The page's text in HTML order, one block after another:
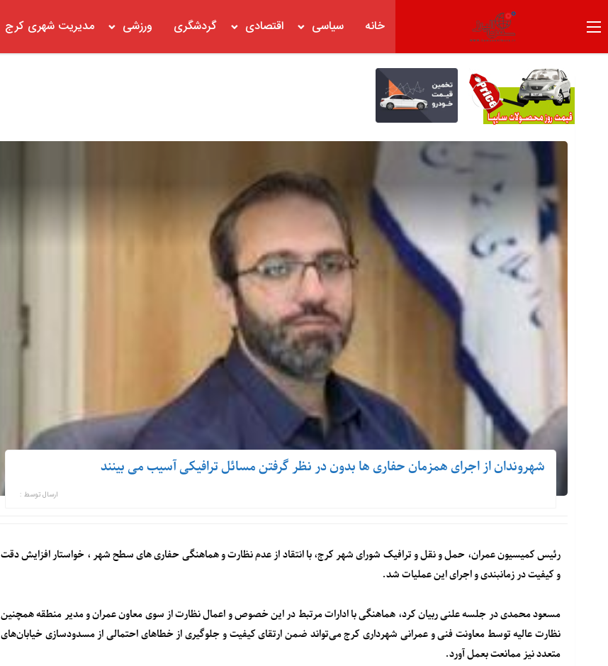
خانه سیاسی اقتصادی گردشگری ورزشی مدیریت شهری کرج
شهروندان از اجرای همزمان حفاری ها بدون در نظر گرفتن مسائل ترافیکی آسیب می بینند
ارسال توسط :
رئیس کمیسیون عمران، حمل و نقل و ترافیک شورای شهر کرج، با انتقاد از عدم نظارت و هماهنگی حفاری های سطح شهر ، خواستار افزایش دقت
و کیفیت در زمانبندی و اجرای این عملیات شد.
مسعود محمدی در جلسه علنی ربیان کرد، هماهنگی با ادارات مرتبط در این خصوص و اعمال نظارت از سوی معاون عمران و مدیر منطقه همچنین
نظارت عالیه توسط معاونت فنی و عمرانی شهرداری کرج می‌تواند ضمن ارتقای کیفیت و جلوگیری از خطاهای احتمالی از مسدودسازی خیابان‌های
متعدد نیز ممانعت بعمل آورد.